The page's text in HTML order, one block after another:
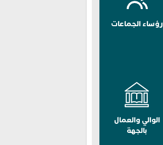
رؤساء الجماعات
الوالي والعمال
بالجهة